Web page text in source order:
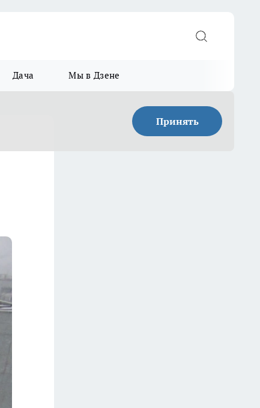
Дача Мы в Дзене
Принять